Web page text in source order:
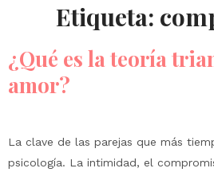
Etiqueta:
¿Qué es la teoría
amor?
La clave de las parejas que más
psicología. La intimidad, el